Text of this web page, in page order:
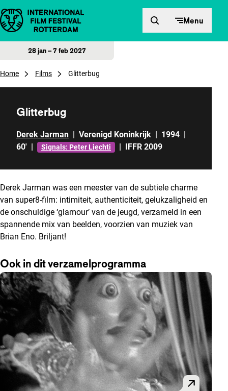
Direct naar inhoud Menu
28 jan – 7 feb 2027
Home Films Glitterbug
Glitterbug
Derek Jarman | Verenigd Koninkrijk | 1994 |
60' | Signals: Peter Liechti | IFFR 2009
Derek Jarman was een meester van de subtiele charme
van super8-film: intimiteit, authenticiteit, gelukzaligheid en
de onschuldige ‘glamour’ van de jeugd, verzameld in een
spannende mix van beelden, voorzien van muziek van
Brian Eno. Briljant!
Ook in dit verzamelprogramma